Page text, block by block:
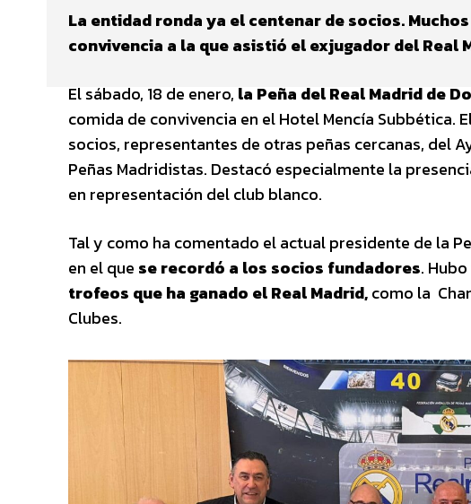
La entidad ronda ya el centenar de socios.
convivencia a la que asistió el exjugador del Real
El sábado, 18 de enero, la Peña del Real Madrid de
comida de convivencia en el Hotel Mencía Subbética.
socios, representantes de otras peñas cercanas, del
Peñas Madridistas. Destacó especialmente la
en representación del club blanco.
Tal y como ha comentado el actual presidente de la
en el que se recordó a los socios fundadores.
trofeos que ha ganado el Real Madrid,como la
Clubes.